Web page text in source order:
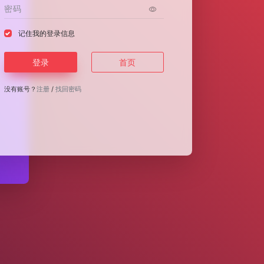
记住我的登录信息
登录 首页
没有账号？注册 /找回密码